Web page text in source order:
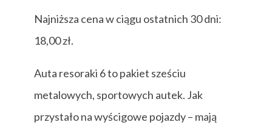
Najniższa cena w ciągu ostatnich 30 dni:
18,00zł.
Auta resoraki 6 to pakiet sześciu
metalowych, sportowych autek. Jak
przystało na wyścigowe pojazdy – mają